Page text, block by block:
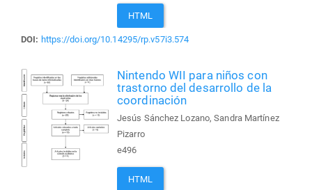
HTML
DOI: https://doi.org/10.14295/rp.v57i3.574
Nintendo WII para niños con
trastorno del desarrollo de la
coordinación
Jesús Sánchez Lozano, Sandra Martínez
Pizarro
e496
HTML